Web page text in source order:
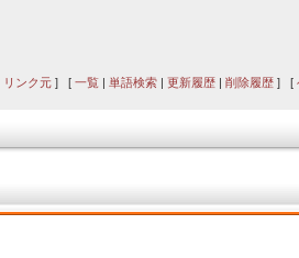
リンク元 ] [ 一覧 | 単語検索 | 更新履歴 | 削除履歴 ] [